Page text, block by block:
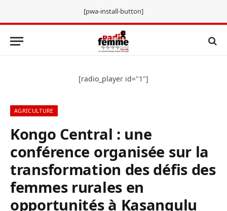
[pwa-install-button]
[radio_player id="1"]
AGRICULTURE
Kongo Central : une
conférence organisée sur la
transformation des défis des
femmes rurales en
opportunités à Kasangulu